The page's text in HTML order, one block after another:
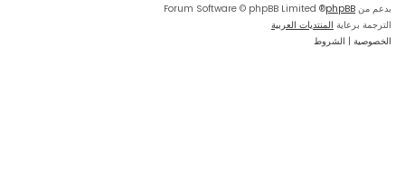
بدعم من phpBB
® Forum Software © phpBB Limited
الترجمة برعاية المنتديات العربية
الخصوصية | الشروط